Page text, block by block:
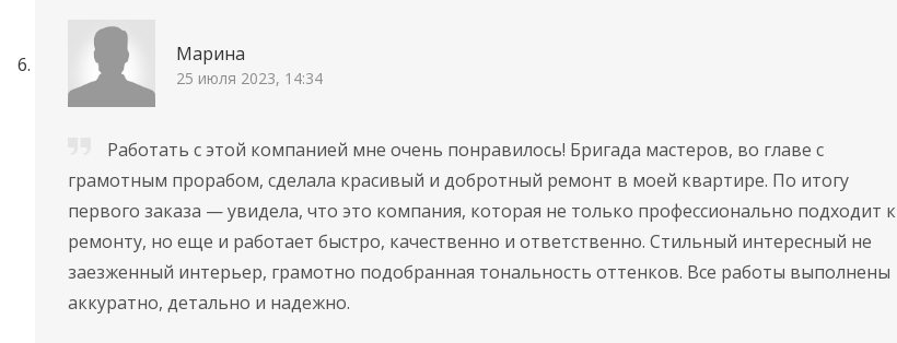
Марина
25 июля 2023, 14:34
Работать с этой компанией мне очень понравилось! Бригада мастеров, во главе с
грамотным прорабом, сделала красивый и добротный ремонт в моей квартире. По итогу
первого заказа — увидела, что это компания, которая не только профессионально подходит к
ремонту, но еще и работает быстро, качественно и ответственно. Стильный интересный не
заезженный интерьер, грамотно подобранная тональность оттенков. Все работы выполнены
аккуратно, детально и надежно.